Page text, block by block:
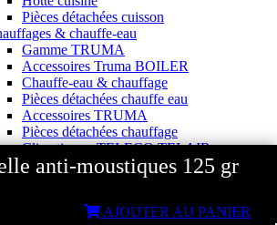
anti-moustiques 125 gr
AJOUTER AU PANIER
Pièces détachées cuisson
& chauffe-eau
Gamme TRUMA
Accessoires Truma BOILER
Chauffe-eau & chauffage
Pièces détachées chauffe eau
Accessoires TRUMA
Pièces détachées chauffage
Climatiseurs TELECO TELAIR
gaz